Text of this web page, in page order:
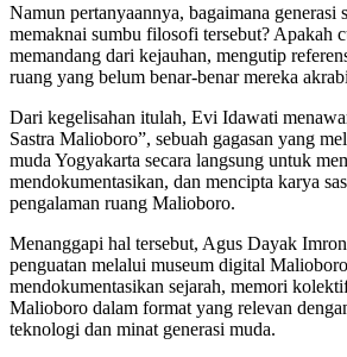
Namun pertanyaannya, bagaimana generasi
memaknai sumbu filosofi tersebut? Apakah
memandang dari kejauhan, mengutip
ruang yang belum benar-benar mereka
Dari kegelisahan itulah, Evi Idawati
Sastra Malioboro”, sebuah gagasan yang
muda Yogyakarta secara langsung untuk
mendokumentasikan, dan mencipta karya
pengalaman ruang Malioboro.
Menanggapi hal tersebut, Agus Dayak
penguatan melalui museum digital
mendokumentasikan sejarah, memori
Malioboro dalam format yang relevan
teknologi dan minat generasi muda.